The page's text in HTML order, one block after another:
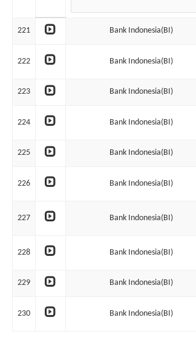
221 Bank Indonesia(BI)
222 Bank Indonesia(BI)
223 Bank Indonesia(BI)
224 Bank Indonesia(BI)
225 Bank Indonesia(BI)
226 Bank Indonesia(BI)
227 Bank Indonesia(BI)
228 Bank Indonesia(BI)
229 Bank Indonesia(BI)
230 Bank Indonesia(BI)